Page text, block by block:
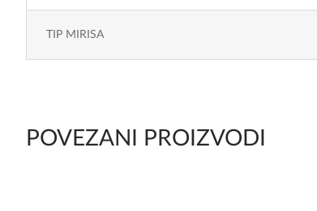
TIP MIRISA
POVEZANI PROIZVODI